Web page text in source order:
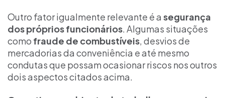
Outro fator igualmente relevante é a segurança
dos próprios funcionários. Algumas situações
como fraude de combustíveis, desvios de
mercadorias da conveniência e até mesmo
condutas que possam ocasionar riscos nos outros
dois aspectos citados acima.